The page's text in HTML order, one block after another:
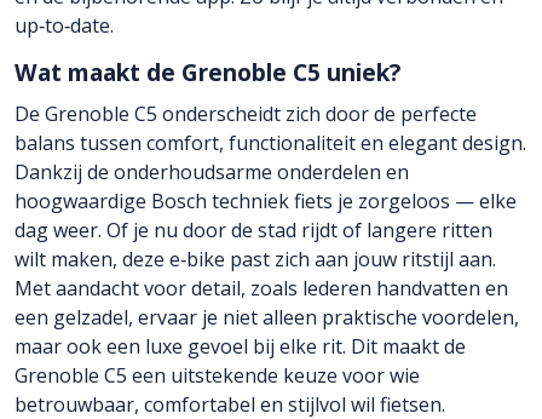
up‑to‑date.
Wat maakt de Grenoble C5 uniek?
De Grenoble C5 onderscheidt zich door de perfecte
balans tussen comfort, functionaliteit en elegant design.
Dankzij de onderhoudsarme onderdelen en
hoogwaardige Bosch techniek fiets je zorgeloos — elke
dag weer. Of je nu door de stad rijdt of langere ritten
wilt maken, deze e‑bike past zich aan jouw ritstijl aan.
Met aandacht voor detail, zoals lederen handvatten en
een gelzadel, ervaar je niet alleen praktische voordelen,
maar ook een luxe gevoel bij elke rit. Dit maakt de
Grenoble C5 een uitstekende keuze voor wie
betrouwbaar, comfortabel en stijlvol wil fietsen.